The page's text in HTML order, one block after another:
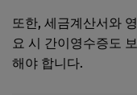
또한, 세금계산서와
요 시 간이영수증도
해야 합니다.